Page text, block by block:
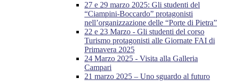
27 e 29 marzo 2025: Gli studenti del
“Ciampini-Boccardo” protagonisti
nell’organizzazione delle “Porte di Pietra”
22 e 23 Marzo - Gli studenti del corso
Turismo protagonisti alle Giornate FAI di
Primavera 2025
24 Marzo 2025 - Visita alla Galleria
Campari
21 marzo 2025 – Uno sguardo al futuro